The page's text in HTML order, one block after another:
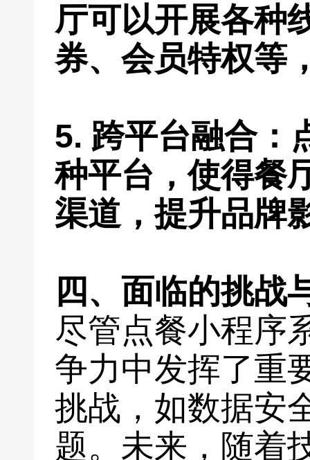
厅可以开展各种
券、会员特权等
5. 跨平台融合：
种平台，使得餐
渠道，提升品牌
四、面临的挑战
尽管点餐小程序
争力中发挥了重
挑战，如数据安
题。未来，随着